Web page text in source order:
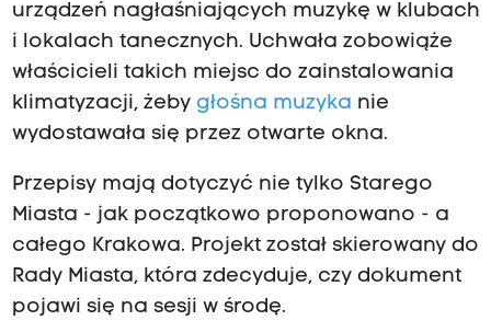
urządzeń nagłaśniających muzykę w klubach
i lokalach tanecznych. Uchwała zobowiąże
właścicieli takich miejsc do zainstalowania
klimatyzacji, żeby głośna muzyka nie
wydostawała się przez otwarte okna.
Przepisy mają dotyczyć nie tylko Starego
Miasta - jak początkowo proponowano - a
całego Krakowa. Projekt został skierowany do
Rady Miasta, która zdecyduje, czy dokument
pojawi się na sesji w środę.